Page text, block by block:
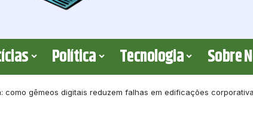
Política Tecnologia Sobre
como gêmeos digitais reduzem falhas em edificações